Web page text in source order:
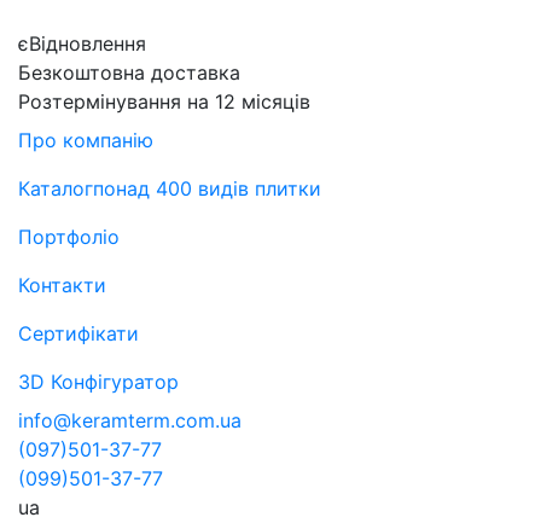
єВідновлення
Безкоштовна доставка
Розтермінування на 12 місяців
Про компанію
Каталогпонад 400 видів плитки
Портфоліо
Контакти
Сертифікати
3D Конфігуратор
info@keramterm.com.ua
(097)501-37-77
(099)501-37-77
ua